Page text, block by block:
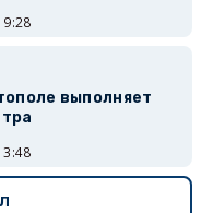
выполняет